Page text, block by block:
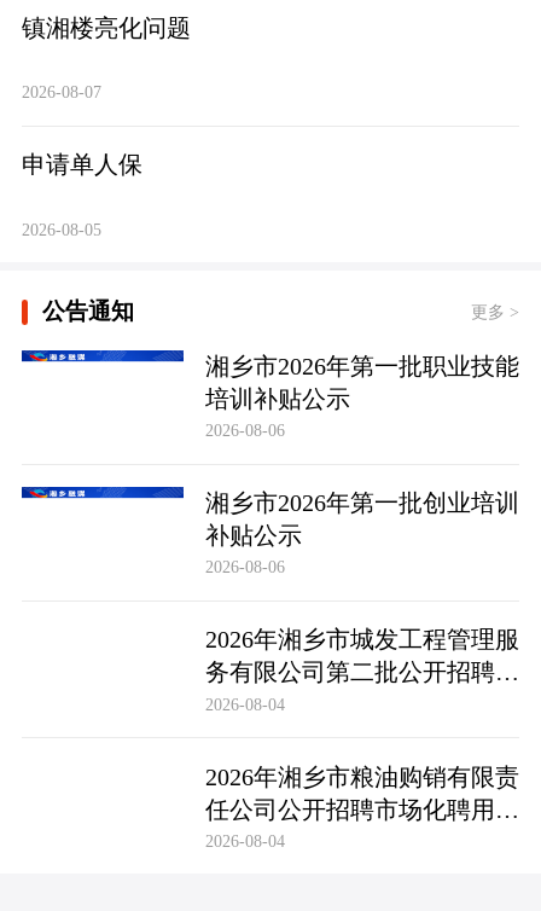
镇湘楼亮化问题
2026-08-07
申请单人保
2026-08-05
公告通知 更多 >
湘乡市2026年第一批职业技能
培训补贴公示
2026-08-06
湘乡市2026年第一批创业培训
补贴公示
2026-08-06
2026年湘乡市城发工程管理服
务有限公司第二批公开招聘市
场化聘用工作人员笔试成绩公
2026-08-04
2026年湘乡市粮油购销有限责
任公司公开招聘市场化聘用工
作人员笔试成绩公布及成绩复
2026-08-04